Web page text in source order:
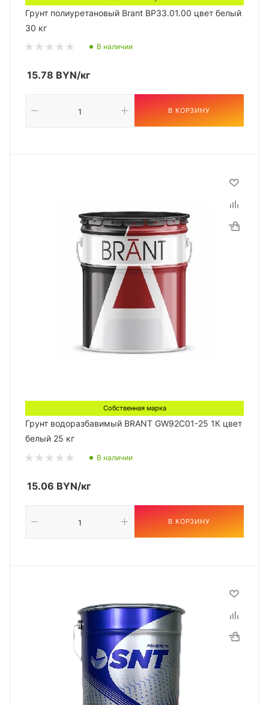
Грунт полиуретановый Brant BP33.01.00 цвет белый
30 кг
В наличии
15.78 BYN/кг
В КОРЗИНУ
Собственная марка
Грунт водоразбавимый BRANT GW92C01-25 1К цвет
белый 25 кг
В наличии
15.06 BYN/кг
В КОРЗИНУ